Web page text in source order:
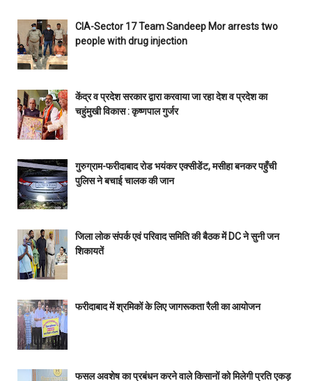
CIA-Sector 17 Team Sandeep Mor arrests two
people with drug injection
केंद्र व प्रदेश सरकार द्वारा करवाया जा रहा देश व प्रदेश का
चहुंमुखी विकास : कृष्णपाल गुर्जर
गुरुग्राम-फरीदाबाद रोड भयंकर एक्सीडेंट, मसीहा बनकर पहुँची
पुलिस ने बचाई चालक की जान
जिला लोक संपर्क एवं परिवाद समिति की बैठक में DC ने सुनी जन
शिकायतें
फरीदाबाद में श्रमिकों के लिए जागरूकता रैली का आयोजन
फसल अवशेष का प्रबंधन करने वाले किसानों को मिलेगी प्रति एकड़